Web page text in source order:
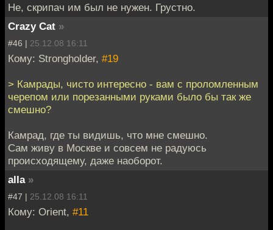
Не, скрипач им был не нужен. Грустно.
Crazy Cat »
#46 | 25.12.08 16:11
Кому: Strongholder, #19
> Камрады, чисто интересно - вам с проломленным
черепом или порезанными руками было бы так же
смешно?
Камрад, где ты видишь, что мне смешно.
Сам живу в Москве и совсем не радуюсь
происходящему, даже наоборот.
alla »
#47 | 25.12.08 16:11
Кому: Orient, #11